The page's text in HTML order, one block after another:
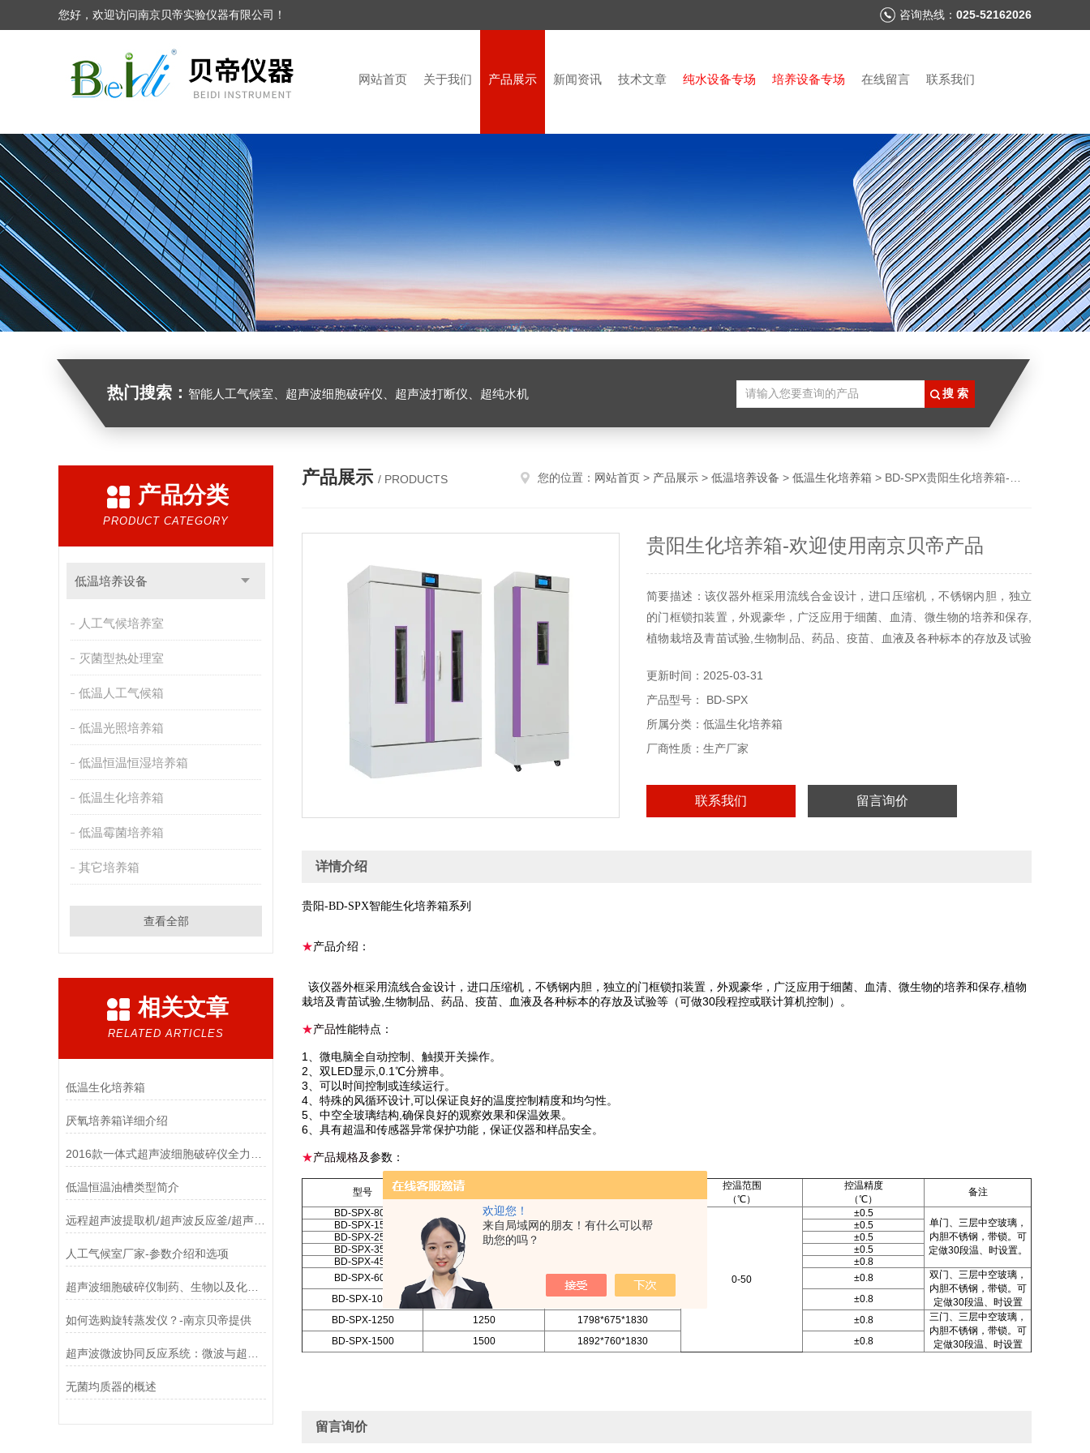
欢迎您！
来自局域网的朋友！有什么可以帮
助您的吗？
您好，欢迎访问南京贝帝实验仪器有限公司！ 咨询热线： 025-52162026
网站首页 关于我们 产品展示 新闻资讯 技术文章 纯水设备专场 培养设备专场 在线留言 联系我们
热门搜索： 智能人工气候室、超声波细胞破碎仪、超声波打断仪、超纯水机
产品分类
PRODUCT CATEGORY
低温培养设备
人工气候培养室
灭菌型热处理室
低温人工气候箱
低温光照培养箱
低温恒温恒湿培养箱
低温生化培养箱
低温霉菌培养箱
其它培养箱
查看全部
相关文章
RELATED ARTICLES
低温生化培养箱
厌氧培养箱详细介绍
低温恒温油槽类型简介
远程超声波提取机/超声波反应釜/超声波乳化分散机技术点对接完毕
人工气候室厂家-参数介绍和选项
超声波细胞破碎仪制药、生物以及化工品行业的运用
如何选购旋转蒸发仪？-南京贝帝提供
无菌均质器的概述
产品展示 / PRODUCTS 您的位置： 网站首页 > 产品展示 > 低温培养设备 > 低温生化培养箱 > BD-SPX贵阳生化培养箱-欢迎使用南京贝帝产品
贵阳生化培养箱-欢迎使用南京贝帝产品
简要描述：该仪器外框采用流线合金设计，进口压缩机，不锈钢内胆，独立
的门框锁扣装置，外观豪华，广泛应用于细菌、血清、微生物的培养和保存,
植物栽培及青苗试验,生物制品、药品、疫苗、血液及各种标本的存放及试验
更新时间：2025-03-31
产品型号： BD-SPX
所属分类：低温生化培养箱
厂商性质：生产厂家
联系我们 留言询价
详情介绍
贵阳-BD-SPX智能生化培养箱系列
★产品介绍：
该仪器外框采用流线合金设计，进口压缩机，不锈钢内胆，独立的门框锁扣装置，外观豪华，广泛应用于细菌、血清、微生物的培养和保存,植物
栽培及青苗试验,生物制品、药品、疫苗、血液及各种标本的存放及试验等（可做30段程控或联计算机控制）。
★产品性能特点：
1、微电脑全自动控制、触摸开关操作。
2、双LED显示,0.1℃分辨串。
3、可以时间控制或连续运行。
4、特殊的风循环设计,可以保证良好的温度控制精度和均匀性。
5、中空全玻璃结构,确保良好的观察效果和保温效果。
6、具有超温和传感器异常保护功能，保证仪器和样品安全。
★产品规格及参数：
型号
（L）
（宽*深*高）
控温范围
（℃）
控温精度
（℃）
备注
BD-SPX-80A
80
0-50
±0.5
单门、三层中空玻璃，
内胆不锈钢，带锁。可
定做30段温、时设置。
BD-SPX-150 150 594*594*1250
±0.5
BD-SPX-250
250
±0.5
BD-SPX-350
±0.5
BD-SPX-450
±0.8
BD-SPX-600
1265*594*1525 ±0.8
双门、三层中空玻璃，
内胆不锈钢，带锁。可
定做30段温、时设置
BD-SPX-1000 1000 1215*648*1850
±0.8
BD-SPX-1250
1250 1798*675*1830 ±0.8
三门、三层中空玻璃，
内胆不锈钢，带锁。可
定做30段温、时设置
BD-SPX-1500 1500 1892*760*1830 ±0.8
留言询价